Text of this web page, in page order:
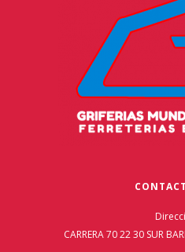
CARRERA 70 22 30 SUR